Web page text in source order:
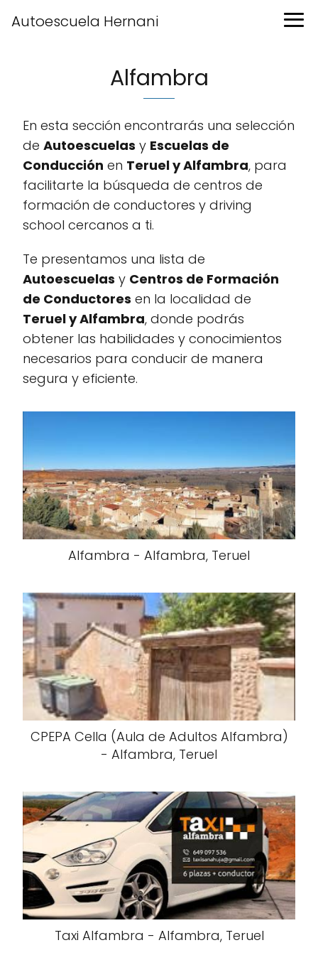
Autoescuela Hernani
Alfambra
En esta sección encontrarás una selección
de Autoescuelas y Escuelas de
Conducción en Teruel y Alfambra, para
facilitarte la búsqueda de centros de
formación de conductores y driving
school cercanos a ti.
Te presentamos una lista de
Autoescuelas y Centros de Formación
de Conductores en la localidad de
Teruel y Alfambra, donde podrás
obtener las habilidades y conocimientos
necesarios para conducir de manera
segura y eficiente.
Alfambra - Alfambra, Teruel
CPEPA Cella (Aula de Adultos Alfambra)
- Alfambra, Teruel
Taxi Alfambra - Alfambra, Teruel